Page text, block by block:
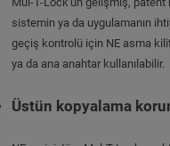
sistemin ya da uygulamanın
geçiş kontrolü için NE asma
ya da ana anahtar kullanılabilir.
Üstün kopyalama